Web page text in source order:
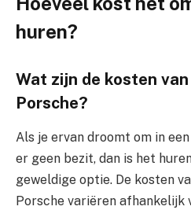
huren?
Wat zijn de kosten
Porsche?
Als je ervan droomt om in
er geen bezit, dan is het
geweldige optie. De kosten
Porsche variëren afhankelijk